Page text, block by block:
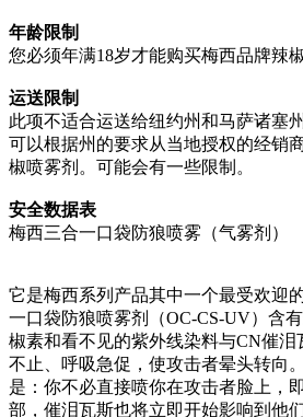
年龄限制
您必须年满18岁才能购买梅西品牌辣椒
运送限制
此项不适合运送给纽约州和马萨诸塞
可以根据州的要求从当地授权的经销
椒喷雾剂。可能会有一些限制。
安全数据表
梅西三合一口袋防狼喷雾（气雾剂）
它是梅西系列产品其中一个最受欢迎
一口袋防狼喷雾剂（OC-CS-UV）含
椒素和看不见的紫外线染料与CN催泪
不止、呼吸急促，使攻击者晕头转向
是：你不必直接喷你在攻击者脸上，
部，催泪瓦斯也将立即开始影响到他